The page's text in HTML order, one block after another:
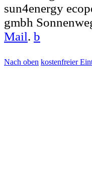
sun4energy
gmbh
Mail. b
Nach oben kostenfreier